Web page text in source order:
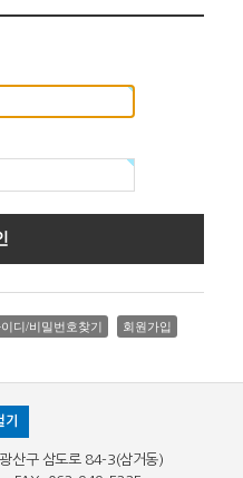
이디/비밀번호찾기 회원가입
기
산구 삼도로 84-3(삼거동)